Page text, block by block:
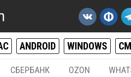
ANDROID WINDOWS
СБЕРБАНК OZON